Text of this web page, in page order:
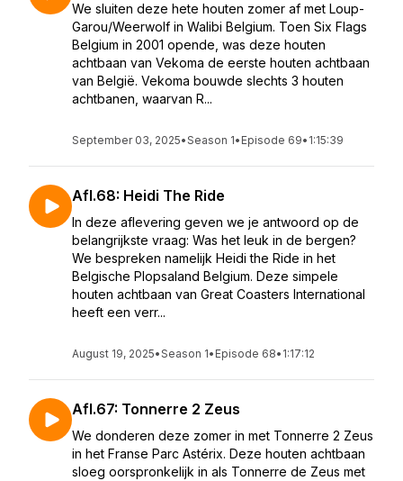
We sluiten deze hete houten zomer af met Loup-
Garou/Weerwolf in Walibi Belgium. Toen Six Flags
Belgium in 2001 opende, was deze houten
achtbaan van Vekoma de eerste houten achtbaan
van België. Vekoma bouwde slechts 3 houten
achtbanen, waarvan R...
September 03, 2025•Season 1• Episode 69• 1:15:39
Afl.68: Heidi The Ride
In deze aflevering geven we je antwoord op de
belangrijkste vraag: Was het leuk in de bergen?
We bespreken namelijk Heidi the Ride in het
Belgische Plopsaland Belgium. Deze simpele
houten achtbaan van Great Coasters International
heeft een verr...
August 19, 2025•Season 1• Episode 68• 1:17:12
Afl.67: Tonnerre 2 Zeus
We donderen deze zomer in met Tonnerre 2 Zeus
in het Franse Parc Astérix. Deze houten achtbaan
sloeg oorspronkelijk in als Tonnerre de Zeus met